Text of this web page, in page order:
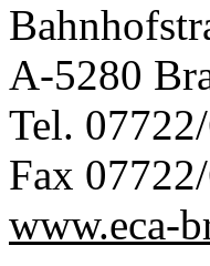
A-5280
Tel.
Fax
www.eca-